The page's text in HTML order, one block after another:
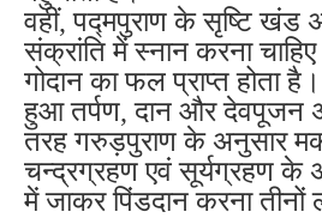
वहीं, पद्मपुराण के सृष्टि खंड
संक्रांति में स्नान करना
गोदान का फल प्राप्त होता
हुआ तर्पण, दान और देवपूजन
तरह गरुड़पुराण के अनुसार
चन्द्रग्रहण एवं सूर्यग्रहण के
में जाकर पिंडदान करना तीनों